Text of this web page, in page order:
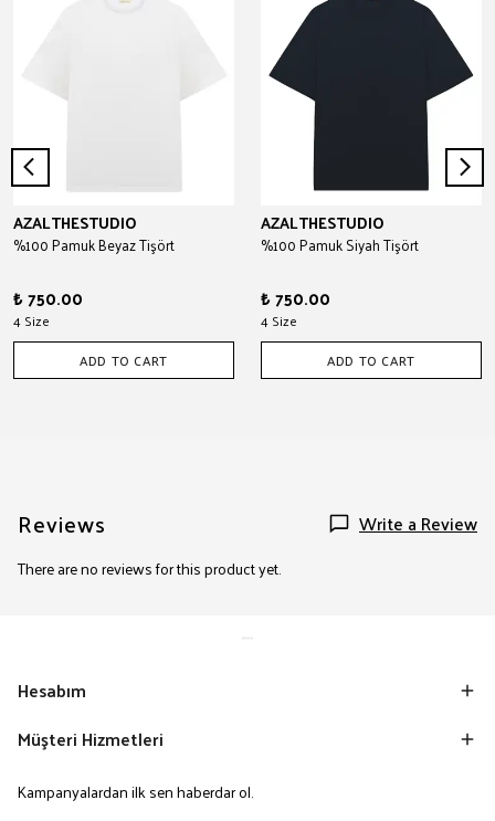
AZALTHESTUDIO
%100 Pamuk Beyaz Tişört
₺ 750.00
4 Size
ADD TO CART
AZALTHESTUDIO
%100 Pamuk Siyah Tişört
₺ 750.00
4 Size
ADD TO CART
Reviews Write a Review
There are no reviews for this product yet.
Hesabım
Müşteri Hizmetleri
Kampanyalardan ilk sen haberdar ol.